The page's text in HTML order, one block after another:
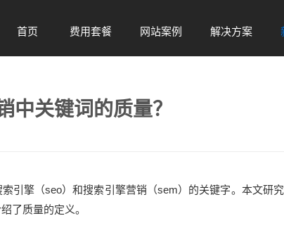
首页
费用套餐
网站案例
解决方案
中关键词的质量？
引擎（seo）和搜索引擎营销（sem）的关键字。本文研
了质量的定义。